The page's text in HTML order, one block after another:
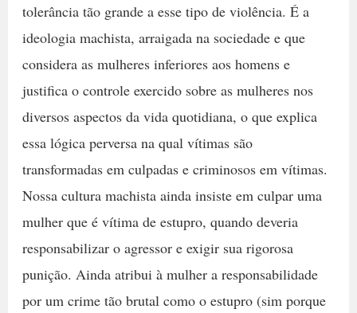
tolerância tão grande a esse tipo de violência. É a
ideologia machista, arraigada na sociedade e que
considera as mulheres inferiores aos homens e
justifica o controle exercido sobre as mulheres nos
diversos aspectos da vida quotidiana, o que explica
essa lógica perversa na qual vítimas são
transformadas em culpadas e criminosos em vítimas.
Nossa cultura machista ainda insiste em culpar uma
mulher que é vítima de estupro, quando deveria
responsabilizar o agressor e exigir sua rigorosa
punição. Ainda atribui à mulher a responsabilidade
por um crime tão brutal como o estupro (sim porque